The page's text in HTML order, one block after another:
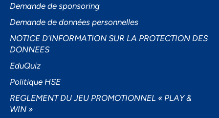
Demande de sponsoring
Demande de données personnelles
NOTICE D’INFORMATION SUR LA PROTECTION DES
DONNEES
EduQuiz
Politique HSE
REGLEMENT DU JEU PROMOTIONNEL « PLAY &
WIN »
Préférences